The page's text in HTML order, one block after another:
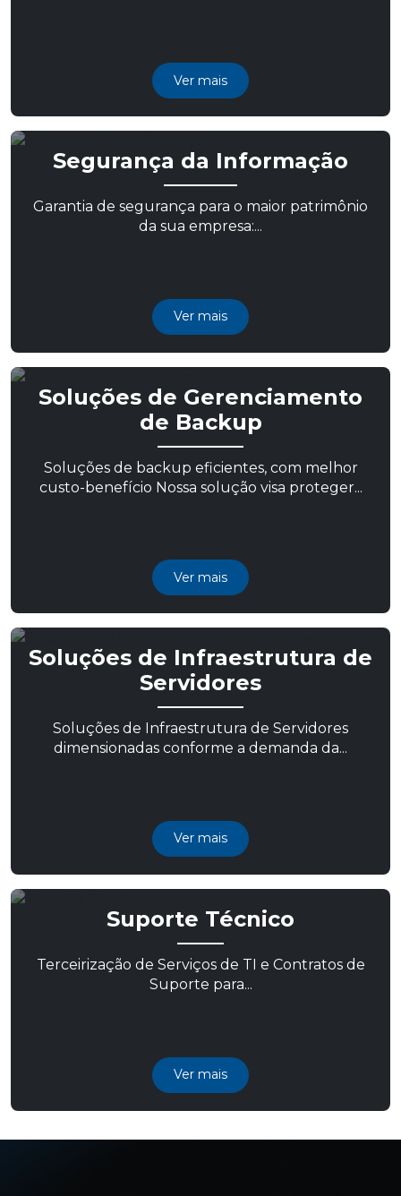
Ver mais
Segurança da Informação
Garantia de segurança para o maior patrimônio
da sua empresa:...
Ver mais
Soluções de Gerenciamento
de Backup
Soluções de backup eficientes, com melhor
custo-benefício Nossa solução visa proteger...
Ver mais
Soluções de Infraestrutura de
Servidores
Soluções de Infraestrutura de Servidores
dimensionadas conforme a demanda da...
Ver mais
Suporte Técnico
Terceirização de Serviços de TI e Contratos de
Suporte para...
Ver mais